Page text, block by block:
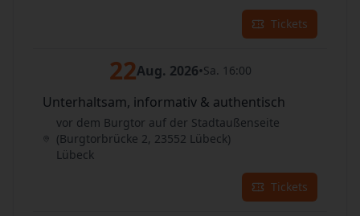
Tickets
22Aug. 2026•Sa. 16:00
Unterhaltsam, informativ & authentisch
vor dem Burgtor auf der Stadtaußenseite
(Burgtorbrücke 2, 23552 Lübeck)
Lübeck
Tickets